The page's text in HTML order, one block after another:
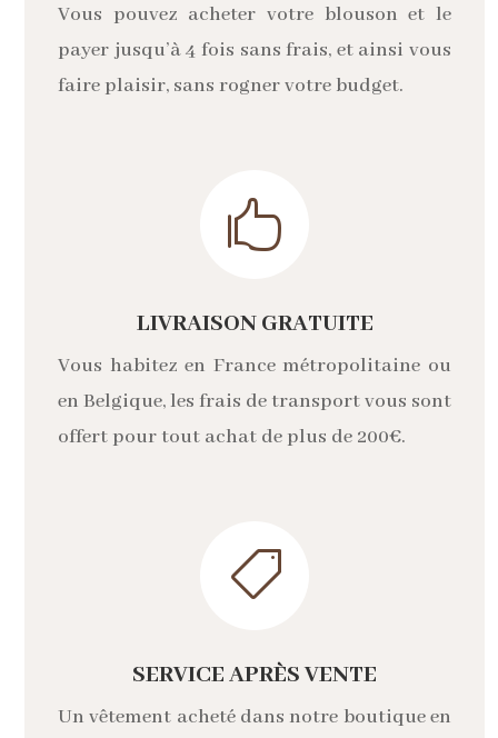
Vous pouvez acheter votre blouson et le
payer jusqu’à 4 fois sans frais, et ainsi vous
faire plaisir, sans rogner votre budget.

LIVRAISON GRATUITE
Vous habitez en France métropolitaine ou
en Belgique, les frais de transport vous sont
offert pour tout achat de plus de 200€.

SERVICE APRÈS VENTE
Un vêtement acheté dans notre boutique en